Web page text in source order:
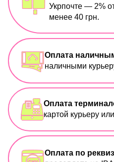
Укрпочте — 2%
менее 40 грн.
Оплата
наличными
Оплата
картой курьеру
Оплата по